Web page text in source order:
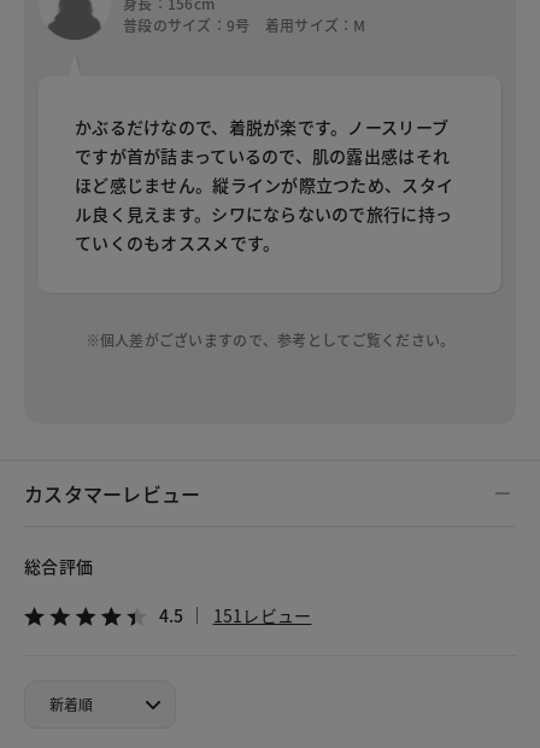
普段のサイズ：9号 着用サイズ：M
かぶるだけなので、着脱が楽です。ノースリーブ
ですが首が詰まっているので、肌の露出感はそれ
ほど感じません。縦ラインが際立つため、スタイ
ル良く見えます。シワにならないので旅行に持っ
ていくのもオススメです。
※個人差がございますので、参考としてご覧ください。
カスタマーレビュー
総合評価
4.5 151レビュー